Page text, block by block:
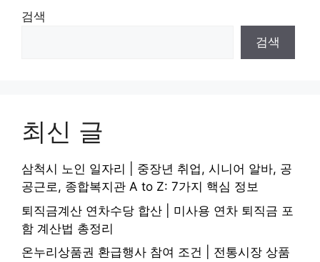
검색
검색
최신 글
삼척시 노인 일자리 | 중장년 취업, 시니어 알바, 공
공근로, 종합복지관 A to Z: 7가지 핵심 정보
퇴직금계산 연차수당 합산 | 미사용 연차 퇴직금 포
함 계산법 총정리
온누리상품권 환급행사 참여 조건 | 전통시장 상품